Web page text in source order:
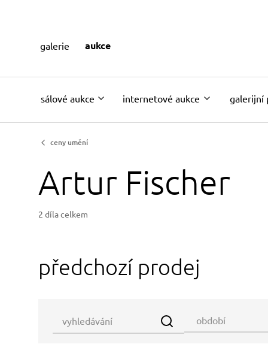
sálové aukce internetové aukce galerijní
galerie aukce
ceny umění
Artur Fischer
2 díla celkem
předchozí prodej